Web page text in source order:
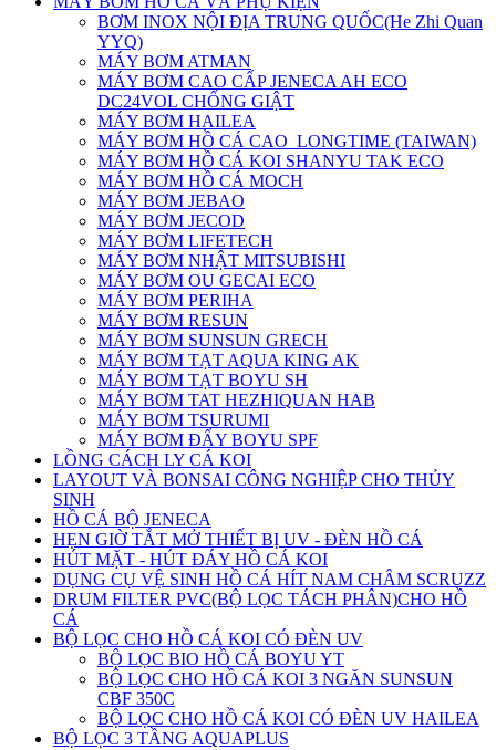
BƠM INOX NỘI ĐỊA TRUNG QUỐC(He Zhi Quan
YYQ)
MÁY BƠM ATMAN
MÁY BƠM CAO CẤP JENECA AH ECO
DC24VOL CHỐNG GIẬT
MÁY BƠM HAILEA
MÁY BƠM HỒ CÁ CAO_LONGTIME (TAIWAN)
MÁY BƠM HỒ CÁ KOI SHANYU TAK ECO
MÁY BƠM HỒ CÁ MOCH
MÁY BƠM JEBAO
MÁY BƠM JECOD
MÁY BƠM LIFETECH
MÁY BƠM NHẬT MITSUBISHI
MÁY BƠM OU GECAI ECO
MÁY BƠM PERIHA
MÁY BƠM RESUN
MÁY BƠM SUNSUN GRECH
MÁY BƠM TẠT AQUA KING AK
MÁY BƠM TẠT BOYU SH
MÁY BƠM TAT HEZHIQUAN HAB
MÁY BƠM TSURUMI
MÁY BƠM ĐẨY BOYU SPF
LỒNG CÁCH LY CÁ KOI
LAYOUT VÀ BONSAI CÔNG NGHIỆP CHO THỦY
SINH
HỒ CÁ BỘ JENECA
HẸN GIỜ TẮT MỞ THIẾT BỊ UV - ĐÈN HỒ CÁ
HÚT MẶT - HÚT ĐÁY HỒ CÁ KOI
DỤNG CỤ VỆ SINH HỒ CÁ HÍT NAM CHÂM SCRUZZ
DRUM FILTER PVC(BỘ LỌC TÁCH PHÂN)CHO HỒ
CÁ
BỘ LỌC CHO HỒ CÁ KOI CÓ ĐÈN UV
BỘ LỌC BIO HỒ CÁ BOYU YT
BỘ LỌC CHO HỒ CÁ KOI 3 NGĂN SUNSUN
CBF 350C
BỘ LỌC CHO HỒ CÁ KOI CÓ ĐÈN UV HAILEA
BỘ LỌC 3 TẦNG AQUAPLUS